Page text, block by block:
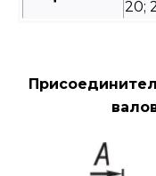
20;